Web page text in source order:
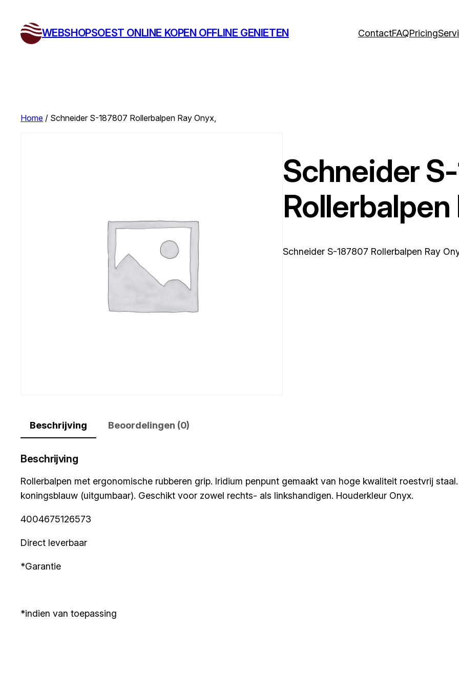
WEBSHOPSOEST ONLINE KOPEN OFFLINE GENIETEN ContactFAQPricing
Home / Schneider S-187807 Rollerbalpen Ray Onyx,
Schneider
Rollerbalpen
Schneider S-187807 Rollerbalpen Ray
Beschrijving Beoordelingen (0)
Beschrijving
Rollerbalpen met ergonomische rubberen grip. Iridium penpunt gemaakt van hoge kwaliteit roestvrij
koningsblauw (uitgumbaar). Geschikt voor zowel rechts- als linkshandigen. Houderkleur Onyx.
4004675126573
Direct leverbaar
*Garantie
*indien van toepassing